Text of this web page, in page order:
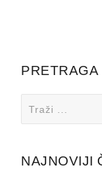
PRETRAGA
for:
NAJNOVIJI